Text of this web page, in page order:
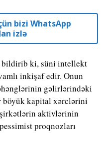
bizi WhatsApp
izlə
ki, süni intellekt
inkişaf edir. Onun
gəlirlərindəki
böyük kapital xərclərini
aktivlərinin
proqnozları